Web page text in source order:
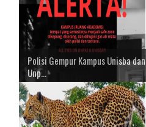
Polisi Gempur Kampus Unisba dan
Unp...